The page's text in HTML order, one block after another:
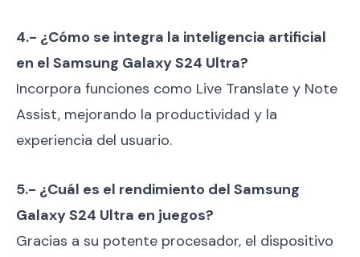
4.- ¿Cómo se integra la inteligencia artificial
en el Samsung Galaxy S24 Ultra?
Incorpora funciones como Live Translate y Note
Assist, mejorando la productividad y la
experiencia del usuario.
5.- ¿Cuál es el rendimiento del Samsung
Galaxy S24 Ultra en juegos?
Gracias a su potente procesador, el dispositivo